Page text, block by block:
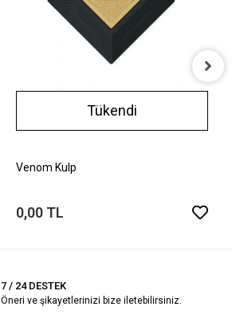
Tükendi
Venom Kulp
0,00 TL
7 / 24 DESTEK
Öneri ve şikayetlerinizi bize iletebilirsiniz.